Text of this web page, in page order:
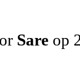
Sare op